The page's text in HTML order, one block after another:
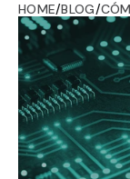
HOME/BLOG/